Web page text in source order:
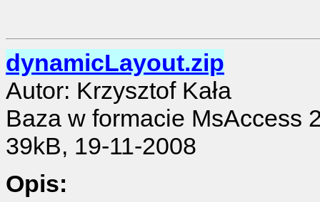
dynamicLayout.zip
Autor: Krzysztof Kała
Baza w formacie MsAccess
39kB, 19-11-2008
Opis: